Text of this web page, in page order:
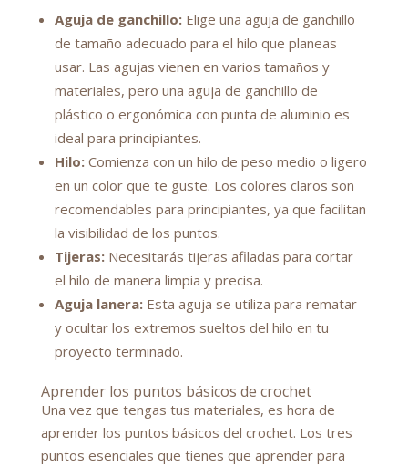
Aguja de ganchillo:Elige una aguja de ganchillo
de tamaño adecuado para el hilo que planeas
usar. Las agujas vienen en varios tamaños y
materiales, pero una aguja de ganchillo de
plástico o ergonómica con punta de aluminio es
ideal para principiantes.
Hilo:Comienza con un hilo de peso medio o ligero
en un color que te guste. Los colores claros son
recomendables para principiantes, ya que facilitan
la visibilidad de los puntos.
Tijeras:Necesitarás tijeras afiladas para cortar
el hilo de manera limpia y precisa.
Aguja lanera:Esta aguja se utiliza para rematar
y ocultar los extremos sueltos del hilo en tu
proyecto terminado.
Aprender los puntos básicos de crochet
Una vez que tengas tus materiales, es hora de
aprender los puntos básicos del crochet. Los tres
puntos esenciales que tienes que aprender para